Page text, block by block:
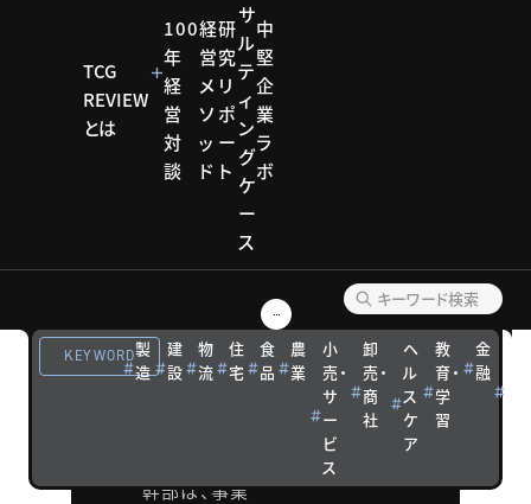
TCG
REVIEW
とは
100
年
経
営
対
談
経
営
メ
ソ
ッ
ド
研
究
リ
ポ
ー
ト
サ
ル
テ
ィ
ン
グ
ケ
ー
ス
中
堅
企
業
ラ
ボ
KEYWORD製
造
建
設
物
流
住
宅
食
品
農
業
小
売・
サ
ー
ビ
ス
卸
売・
商
社
ヘ
ル
ス
ケ
ア
教
育・
学
習
金
融
研究リポート
企業価値を高める戦略CFO研究会
急成長企業におけるCFOの役割
研究リポー
ト
企業価
値を高
略CFO
幹部は、事業